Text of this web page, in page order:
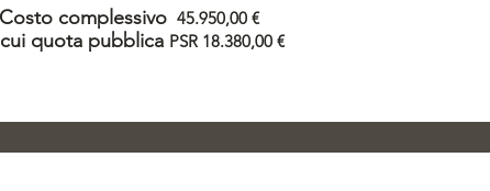
Costo complessivo 45.950,00 €
quota pubblica PSR 18.380,00 €